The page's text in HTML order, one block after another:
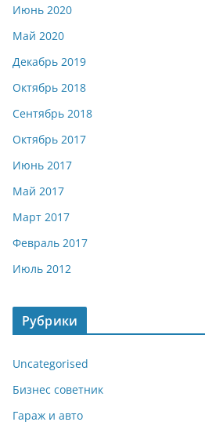
Июнь 2020
Май 2020
Декабрь 2019
Октябрь 2018
Сентябрь 2018
Октябрь 2017
Июнь 2017
Май 2017
Март 2017
Февраль 2017
Июль 2012
Рубрики
Uncategorised
Бизнес советник
Гараж и авто